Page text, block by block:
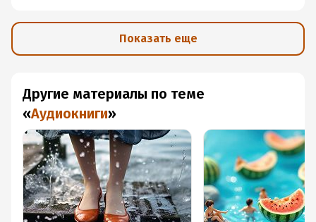
Показать еще
Другие материалы по теме
«Аудиокниги»